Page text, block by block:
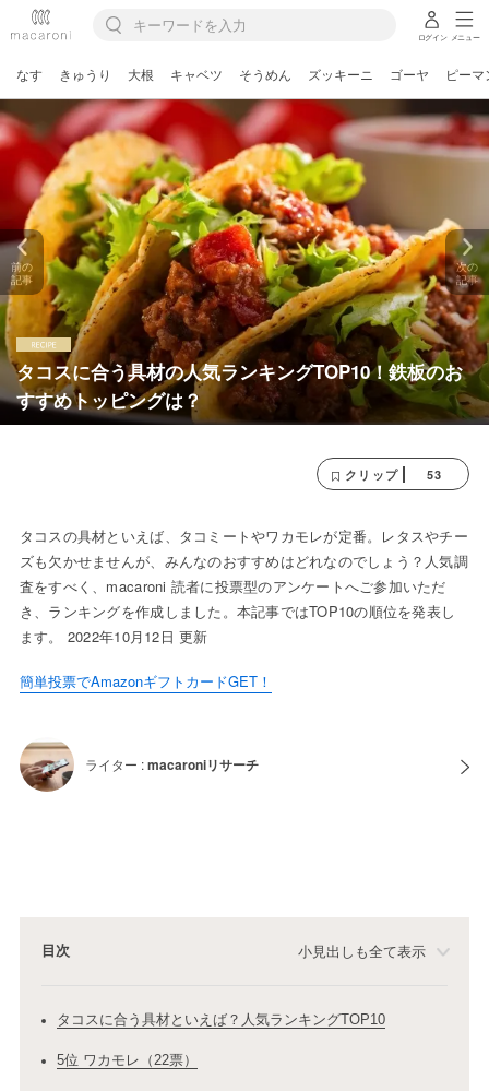
ログイン メニュー
なす きゅうり 大根 キャベツ そうめん ズッキーニ ゴーヤ ピーマ
タコスに合う具材の人気ランキングTOP10！鉄板のお
すすめトッピングは？
前の
記事
次の
記事
クリップ 53
タコスの具材といえば、タコミートやワカモレが定番。レタスやチー
ズも欠かせませんが、みんなのおすすめはどれなのでしょう？人気調
査をすべく、macaroni 読者に投票型のアンケートへご参加いただ
き、ランキングを作成しました。本記事ではTOP10の順位を発表し
ます。 2022年10月12日 更新
簡単投票でAmazonギフトカードGET！
ライター :macaroniリサーチ
目次 小見出しも全て表示
タコスに合う具材といえば？人気ランキングTOP10
5位 ワカモレ（22票）